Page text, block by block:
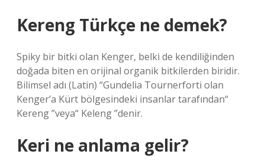
Kereng Türkçe ne demek?
Spiky bir bitki olan Kenger, belki de kendiliğinden
doğada biten en orijinal organik bitkilerden biridir.
Bilimsel adı (Latin) “Gundelia Tournerforti olan
Kenger’a Kürt bölgesindeki insanlar tarafından“
Kereng ”veya“ Keleng ”denir.
Keri ne anlama gelir?